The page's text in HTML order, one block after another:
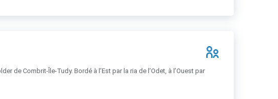
de Combrit-Île-Tudy. Bordé à l’Est par la ria de l’Odet, à l’Ouest par